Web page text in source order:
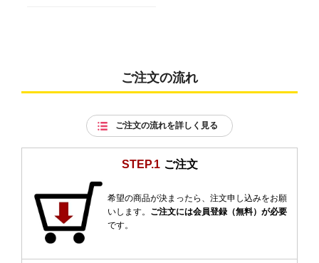
ご注文の流れ
ご注文の流れを詳しく見る
STEP.1 ご注文
希望の商品が決まったら、注文申し込みをお願
いします。 ご注文には会員登録（無料）が必要
です。